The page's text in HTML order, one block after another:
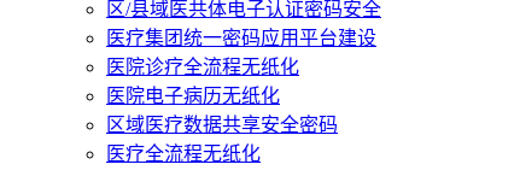
区/县域医共体电子认证密码安全
医疗集团统一密码应用平台建设
医院诊疗全流程无纸化
医院电子病历无纸化
区域医疗数据共享安全密码
医疗全流程无纸化